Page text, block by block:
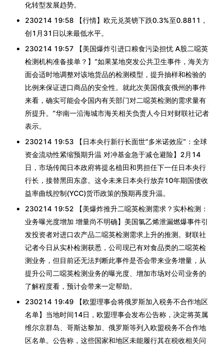
化转型发展趋势。
230214 19:58 【行情】欧元兑英镑下跌0.3%至0.8811，
创1月31日以来最低水平。
230214 19:57 【美国爆炸引进口粮食污染担忧 A股二噁英
检测机构准备接单？】“如果某地突发公共卫生事件，海关方
面会适时地调整对该地货品的检测模型，提升抽样和检验的
比例来保证进口商品的安全性。就此次美国俄亥俄州的事件
来看，确实可能会令国内有关部门对二噁英检测的需求量有
所提升。”华南一沿海城市海关相关负责人今日对财联社记者
表示。
230214 19:53 【日本央行新行长面世“多米诺效应”：全球
资金流动性紧缩预期升温 对冲基金急于减仓避险】2月14
日，市场传闻日本政府将提名植田和男担任下一任日本央行
行长，接替黑田东彦。这令未来日本央行放弃10年期国债收
益率曲线控制(YCC)货币政策的预期再度升温。
230214 19:52 【美爆炸推升二噁英检测需求？实朴检测：
业务曝光度增加 增量尚不明确】美国氯乙烯泄漏燃爆事件引
发投资者对进口农产品二噁英检测需求上升的推测。财联社
记者今日从实朴检测获悉，公司现已有对食品类的二噁英检
测业务，但目前还无法判断此事件是否会带来业务增量，从
提升公司二噁英检测业务的曝光度、增加市场对公司业务的
了解程度看，预计会带来一定帮助。
230214 19:49 【欧盟理事会将俄罗斯加入税务不合作地区
名单】当地时间14日，欧盟理事会发布公告称，决定将英属
维尔京群岛、哥斯达黎加、俄罗斯等列入欧盟税务不合作地
区名单。公告称，这些国家和地区未能履行其在税收相关问